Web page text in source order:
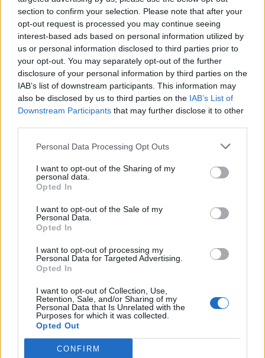
section to confirm your selection. Please note that after your
opt-out request is processed you may continue seeing
interest-based ads based on personal information utilized by
us or personal information disclosed to third parties prior to
your opt-out. You may separately opt-out of the further
disclosure of your personal information by third parties on the
IAB’s list of downstream participants. This information may
also be disclosed by us to third parties on the IAB’s List of
Downstream Participants that may further disclose it to other
Personal Data Processing Opt Outs
I want to opt-out of the Sharing of my
personal data.
Opted In
I want to opt-out of the Sale of my
Personal Data.
Opted In
I want to opt-out of processing my
Personal Data for Targeted Advertising.
Opted In
I want to opt-out of Collection, Use,
Retention, Sale, and/or Sharing of my
Personal Data that Is Unrelated with the
Purposes for which it was collected.
Opted Out
CONFIRM
hanem valamikor törölték a modik... ahogy az elmúlt évben sem én
töröltem a hsz.-ket... Sztem nem is láttam őket, valahogy nem
lehet visszaállítani? :)
Amúgy ma épp 2005-be röppent vissza a TARDIS fórummotor :)
infókat lehet küldeni 2005-be? :)
0
PF_modi1fasz_anyjatbsszameg9
2020. 11. 12. 01:32
2020. 10. 23. 15:40
Törölt hozzászólás
Törölt hozzászólás
alpinvestor
2020. 04. 13. 09:08
Törölt hozzászólás